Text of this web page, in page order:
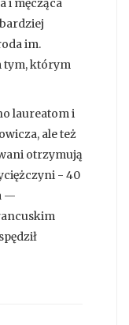
i męcząca
im.
tym, którym
laureatom i
ale też
otrzymują
- 40
—